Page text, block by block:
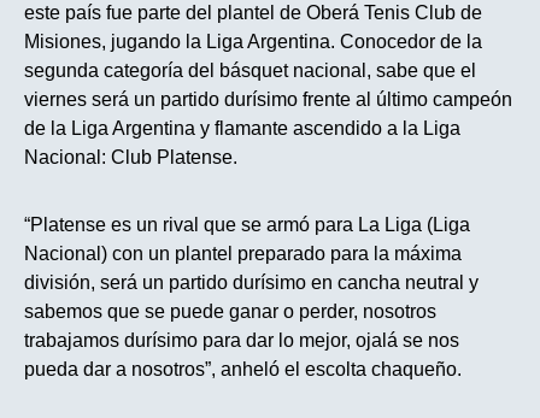
este país fue parte del plantel de Oberá Tenis Club de
Misiones, jugando la Liga Argentina. Conocedor de la
segunda categoría del básquet nacional, sabe que el
viernes será un partido durísimo frente al último campeón
de la Liga Argentina y flamante ascendido a la Liga
Nacional: Club Platense.
“Platense es un rival que se armó para La Liga (Liga
Nacional) con un plantel preparado para la máxima
división, será un partido durísimo en cancha neutral y
sabemos que se puede ganar o perder, nosotros
trabajamos durísimo para dar lo mejor, ojalá se nos
pueda dar a nosotros”, anheló el escolta chaqueño.